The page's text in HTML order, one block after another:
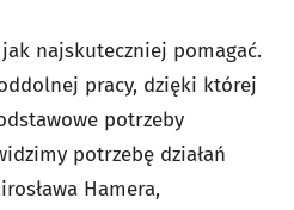
najskuteczniej pomagać.
pracy, dzięki której
potrzeby
potrzebę działań
Hamera,